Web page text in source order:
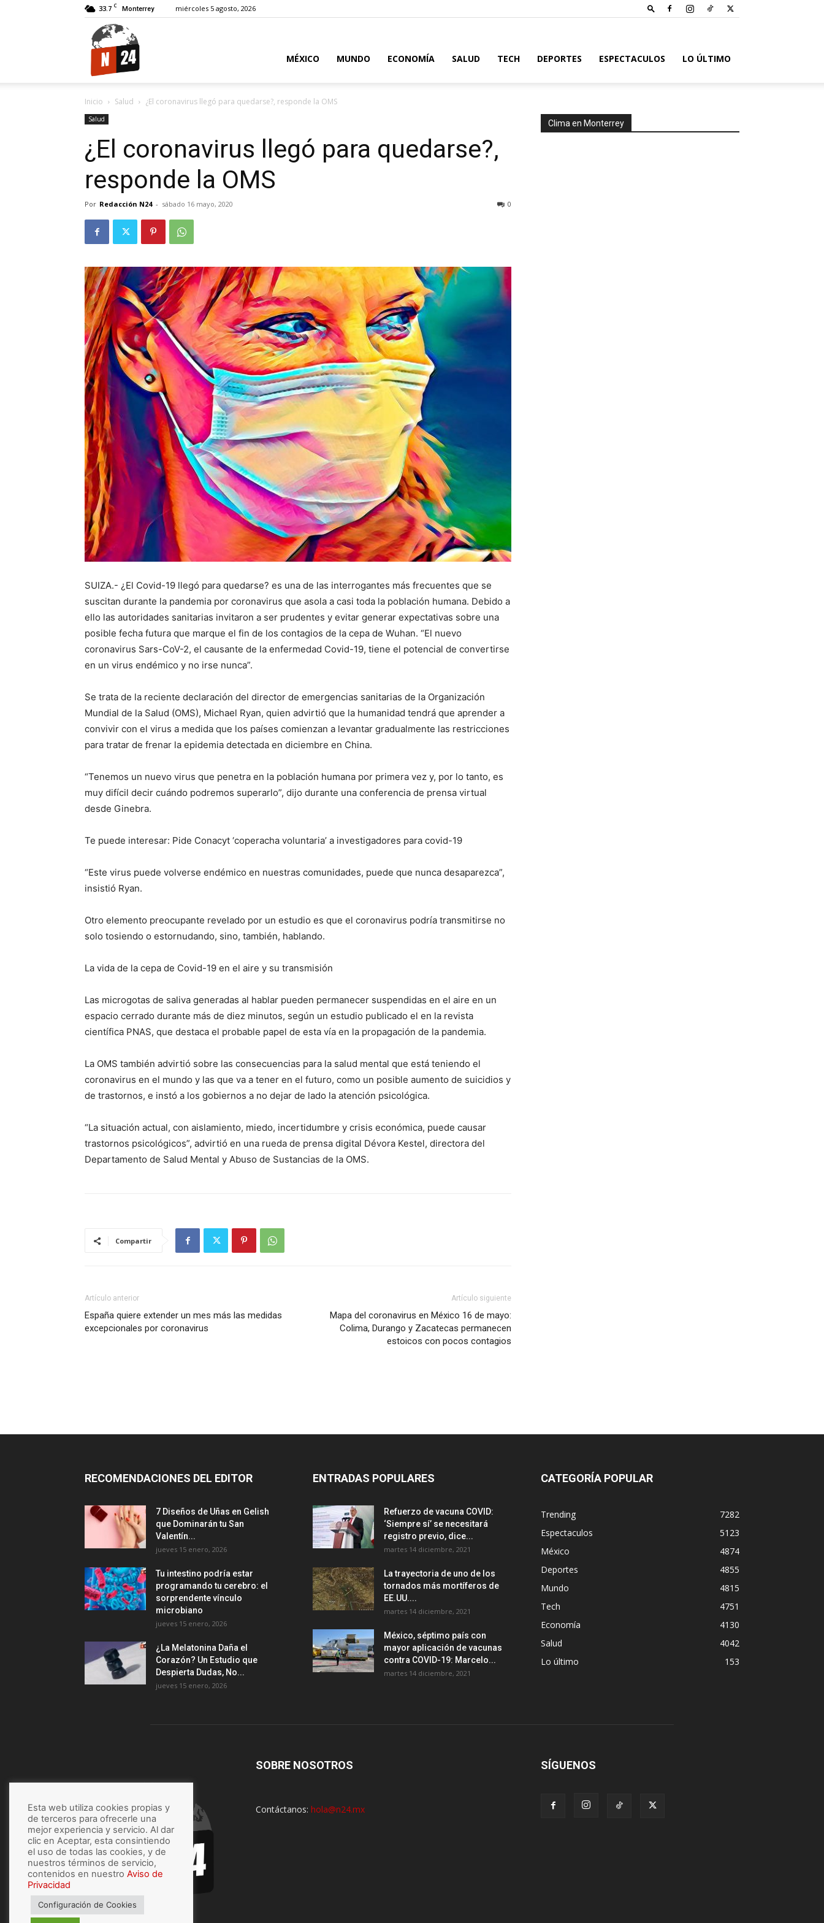
33.7 C Monterrey miércoles 5 agosto, 2026
MÉXICO MUNDO ECONOMÍA SALUD TECH DEPORTES ESPECTACULOS LO ÚLTIMO
Inicio Salud ¿El coronavirus llegó para quedarse?, responde la OMS
Salud
¿El coronavirus llegó para quedarse?,
responde la OMS
Por Redacción N24 - sábado 16 mayo, 2020 0
SUIZA.- ¿El Covid-19 llegó para quedarse? es una de las interrogantes más frecuentes que se
suscitan durante la pandemia por coronavirus que asola a casi toda la población humana. Debido a
ello las autoridades sanitarias invitaron a ser prudentes y evitar generar expectativas sobre una
posible fecha futura que marque el fin de los contagios de la cepa de Wuhan. “El nuevo
coronavirus Sars-CoV-2, el causante de la enfermedad Covid-19, tiene el potencial de convertirse
en un virus endémico y no irse nunca”.
Se trata de la reciente declaración del director de emergencias sanitarias de la Organización
Mundial de la Salud (OMS), Michael Ryan, quien advirtió que la humanidad tendrá que aprender a
convivir con el virus a medida que los países comienzan a levantar gradualmente las restricciones
para tratar de frenar la epidemia detectada en diciembre en China.
“Tenemos un nuevo virus que penetra en la población humana por primera vez y, por lo tanto, es
muy difícil decir cuándo podremos superarlo”, dijo durante una conferencia de prensa virtual
desde Ginebra.
Te puede interesar: Pide Conacyt ‘coperacha voluntaria’ a investigadores para covid-19
“Este virus puede volverse endémico en nuestras comunidades, puede que nunca desaparezca”,
insistió Ryan.
Otro elemento preocupante revelado por un estudio es que el coronavirus podría transmitirse no
solo tosiendo o estornudando, sino, también, hablando.
La vida de la cepa de Covid-19 en el aire y su transmisión
Las microgotas de saliva generadas al hablar pueden permanecer suspendidas en el aire en un
espacio cerrado durante más de diez minutos, según un estudio publicado el en la revista
científica PNAS, que destaca el probable papel de esta vía en la propagación de la pandemia.
La OMS también advirtió sobre las consecuencias para la salud mental que está teniendo el
coronavirus en el mundo y las que va a tener en el futuro, como un posible aumento de suicidios y
de trastornos, e instó a los gobiernos a no dejar de lado la atención psicológica.
“La situación actual, con aislamiento, miedo, incertidumbre y crisis económica, puede causar
trastornos psicológicos”, advirtió en una rueda de prensa digital Dévora Kestel, directora del
Departamento de Salud Mental y Abuso de Sustancias de la OMS.
Compartir
Artículo anterior
España quiere extender un mes más las medidas
excepcionales por coronavirus
Artículo siguiente
Mapa del coronavirus en México 16 de mayo:
Colima, Durango y Zacatecas permanecen
estoicos con pocos contagios
Clima en Monterrey
RECOMENDACIONES DEL EDITOR
7 Diseños de Uñas en Gelish
que Dominarán tu San
Valentín...
jueves 15 enero, 2026
Tu intestino podría estar
programando tu cerebro: el
sorprendente vínculo
microbiano
jueves 15 enero, 2026
¿La Melatonina Daña el
Corazón? Un Estudio que
Despierta Dudas, No...
jueves 15 enero, 2026
ENTRADAS POPULARES
Refuerzo de vacuna COVID:
‘Siempre sí’ se necesitará
registro previo, dice...
martes 14 diciembre, 2021
La trayectoria de uno de los
tornados más mortíferos de
EE.UU....
martes 14 diciembre, 2021
México, séptimo país con
mayor aplicación de vacunas
contra COVID-19: Marcelo...
martes 14 diciembre, 2021
CATEGORÍA POPULAR
Trending
7282
Espectaculos
5123
México
4874
Deportes
4855
Mundo
4815
Tech
4751
Economía
4130
Salud
4042
Lo último
153
SOBRE NOSOTROS
Contáctanos: hola@n24.mx
SÍGUENOS
Esta web utiliza cookies propias y
de terceros para ofrecerle una
mejor experiencia y servicio. Al dar
clic en Aceptar, esta consintiendo
el uso de todas las cookies, y de
nuestros términos de servicio,
contenidos en nuestro Aviso de
Privacidad
Configuración de Cookies